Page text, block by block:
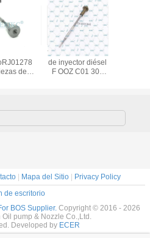
de
J01 278
de
Válvula de control
de inyector diésel
F OOZ C01 306
combustible de
C01 306 para
130 F
| Mapa del Sitio|
Privacy Policy
de escritorio
BOS Supplier. Copyright © 2016 - 2026
pump & Nozzle Co.,Ltd.
Developed by ECER